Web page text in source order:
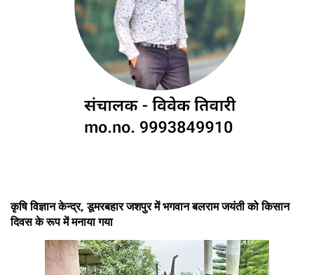
कृषि विज्ञान केन्द्र, डूमरबहार जशपुर में भगवान बलराम जयंती को किसान
दिवस के रूप में मनाया गया